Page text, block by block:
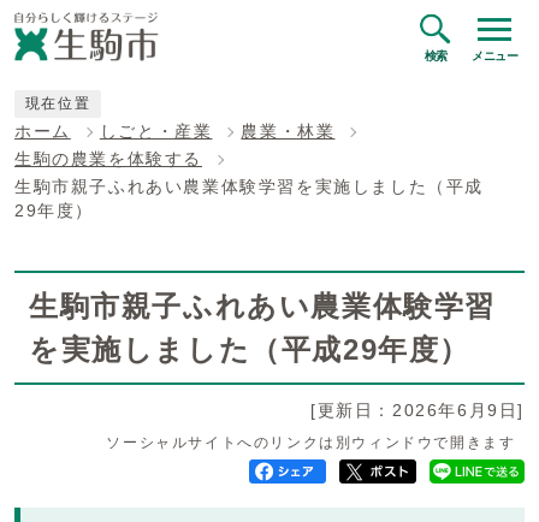
検索 メニュー
現在位置
ホーム しごと・産業
農業・林業
生駒の農業を体験する
生駒市親子ふれあい農業体験学習を実施しました（平成
29年度）
生駒市親子ふれあい農業体験学習
を実施しました（平成29年度）
[更新日：2026年6月9日]
ソーシャルサイトへのリンクは別ウィンドウで開きます